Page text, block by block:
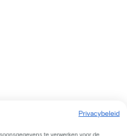
Privacybeleid
te verwerken voor de